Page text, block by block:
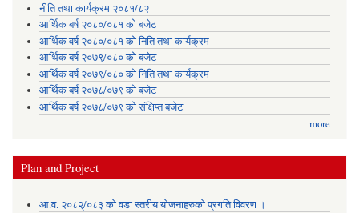
नीति तथा कार्यक्रम २०८१/८२
आर्थिक बर्ष २०८०/०८१ को बजेट
आर्थिक वर्ष २०८०/०८१ को निति तथा कार्यक्रम
आर्थिक बर्ष २०७९/०८० को बजेट
आर्थिक वर्ष २०७९/०८० को निति तथा कार्यक्रम
आर्थिक बर्ष २०७८/०७९ को बजेट
आर्थिक बर्ष २०७८/०७९ को संक्षिप्त बजेट
more
Plan and Project
आ.व. २०८२्/०८३ को वडा स्तरीय योजनाहरुको प्रगति विवरण ।